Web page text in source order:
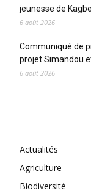
jeunesse de
6 août 2026
Communiqué de
projet Simandou
6 août 2026
Actualités
Agriculture
Biodiversité